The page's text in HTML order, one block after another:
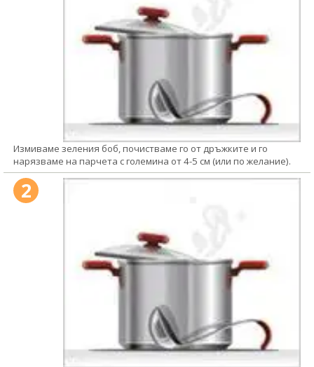
Измиваме зеления боб, почистваме го от дръжките и го
нарязваме на парчета с големина от 4-5 см (или по желание).
2